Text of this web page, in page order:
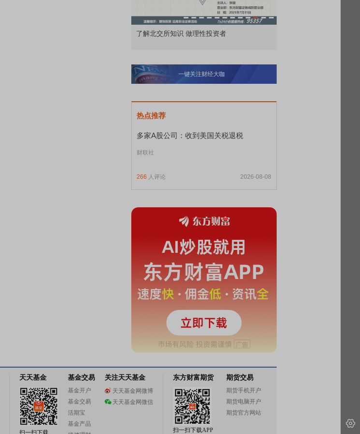
了解北交所知识 做理性投资者
一键关注财经大咖
热点推荐
多家A股公司：收到美国关税退税
财联社
266 人评论 2026-08-08
天天基金
扫一扫下载
基金交易
基金开户
基金交易
活期宝
基金产品
关注天天基金
天天基金网微博
天天基金网微信
东方财富期货
扫一扫下载APP
期货交易
期货手机开户
期货电脑开户
期货官方网站